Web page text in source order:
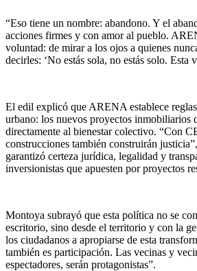
“Eso tiene un nombre: abandono. Y el
acciones firmes y con amor al pueblo.
voluntad: de mirar a los ojos a quienes
decirles: ‘No estás sola, no estás solo. Esta
El edil explicó que ARENA establece
urbano: los nuevos proyectos inmobiliarios
directamente al bienestar colectivo. “Con
construcciones también construirán
garantizó certeza jurídica, legalidad y
inversionistas que apuesten por proyectos
Montoya subrayó que esta política no se
escritorio, sino desde el territorio y con la
los ciudadanos a apropiarse de esta
también es participación. Las vecinas y
espectadores, serán protagonistas”.